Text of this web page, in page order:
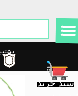
m
سبد خرید
حساب کاربری من
تغییر گذر واژه
سفارشات
خروج از حساب کاربری